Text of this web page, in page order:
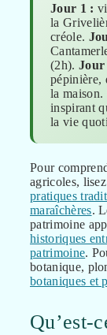
Jour 1 :
la
créole.
(2h). Jour
pépinière,
la
inspirant
la vie
Pour
agricoles,
pratiques
maraîchères.
patrimoine
historiques
patrimoine.
botanique,
botaniques et
Qu’est-